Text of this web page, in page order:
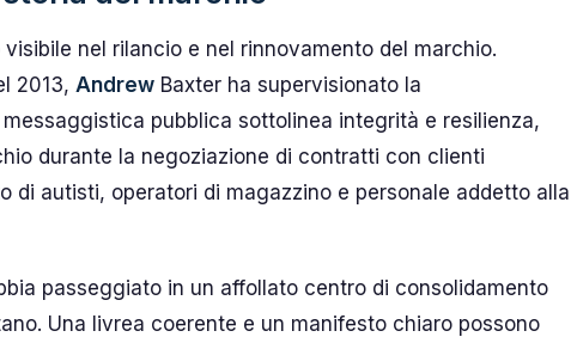
nel rilancio e nel rinnovamento del marchio.
2013, Andrew Baxter ha supervisionato la
pubblica sottolinea integrità e resilienza,
durante la negoziazione di contratti con clienti
di autisti, operatori di magazzino e personale addetto alla
passeggiato in un affollato centro di consolidamento
Una livrea coerente e un manifesto chiaro possono